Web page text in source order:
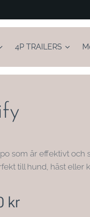
4P TRAILERS
som är effektivt och
till hund, häst eller
kr